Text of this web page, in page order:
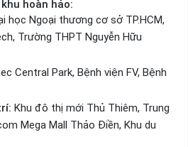
hoàn hảo:
học Ngoại thương cơ sở TP.HCM,
Trường THPT Nguyễn Hữu
Central Park, Bệnh viện FV, Bệnh
Khu đô thị mới Thủ Thiêm, Trung
Mega Mall Thảo Điền, Khu du